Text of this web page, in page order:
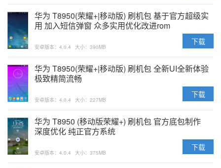
华为 T8950(荣耀+|移动版) 刷机包 基于官方超级实
用 加入短信弹窗 众多实用优化改进rom
安卓版本：4.0.4 大小：390MB
下载
华为 T8950(荣耀+|移动版) 刷机包 全新UI全新体验
极致精简流畅
安卓版本：4.0.4 大小：227MB
下载
华为 T8950 (移动版荣耀+) 刷机包 官方底包制作
深度优化 纯正官方系统
安卓版本：4.0.4 大小：375MB
下载